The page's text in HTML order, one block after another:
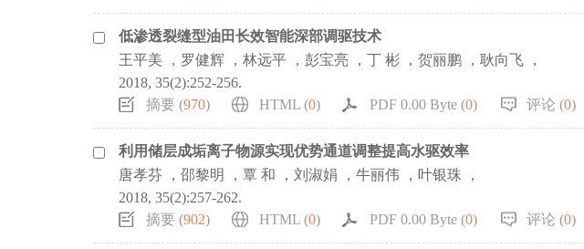
低渗透裂缝型油田长效智能深部调驱技术
王平美 ，罗健辉 ，林远平 ，彭宝亮 ，丁 彬 ，贺丽鹏 ，耿向飞 ，
2018, 35(2):252-256.
摘要 (970) HTML (0) PDF 0.00 Byte (0) 评论 (0)
利用储层成垢离子物源实现优势通道调整提高水驱效率
唐孝芬 ，邵黎明 ，覃 和 ，刘淑娟 ，牛丽伟 ，叶银珠 ，
2018, 35(2):257-262.
摘要 (902) HTML (0) PDF 0.00 Byte (0) 评论 (0)